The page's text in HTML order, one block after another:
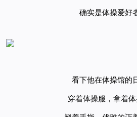
确实是体操爱好
看下他在体操馆的
穿着体操服， 拿着体